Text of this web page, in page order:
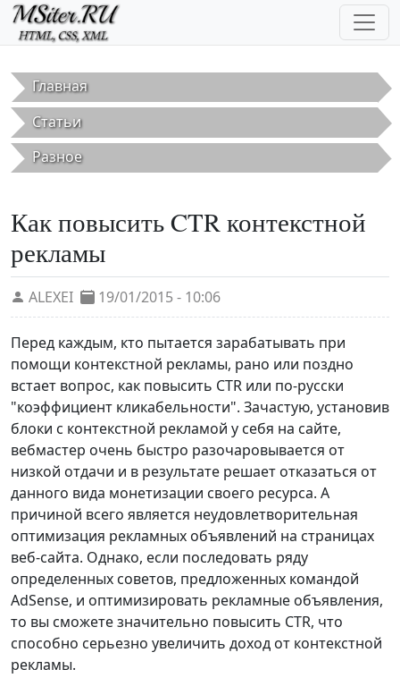
Перейти к основному содержанию
Главная
Статьи
Разное
Как повысить CTR контекстной
рекламы
ALEXEI 19/01/2015 - 10:06
Перед каждым, кто пытается зарабатывать при
помощи контекстной рекламы, рано или поздно
встает вопрос, как повысить CTR или по-русски
"коэффициент кликабельности". Зачастую, установив
блоки с контекстной рекламой у себя на сайте,
вебмастер очень быстро разочаровывается от
низкой отдачи и в результате решает отказаться от
данного вида монетизации своего ресурса. А
причиной всего является неудовлетворительная
оптимизация рекламных объявлений на страницах
веб-сайта. Однако, если последовать ряду
определенных советов, предложенных командой
AdSense, и оптимизировать рекламные объявления,
то вы сможете значительно повысить CTR, что
способно серьезно увеличить доход от контекстной
рекламы.